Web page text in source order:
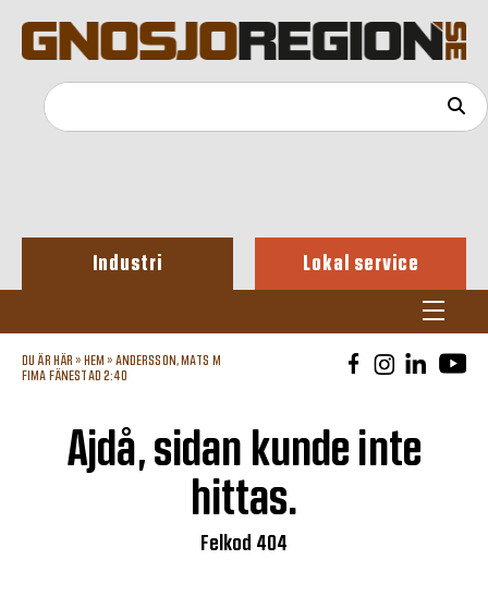
Industri Lokal service
DU ÄR HÄR » HEM » ANDERSSON, MATS M
FIMA FÄNESTAD 2:40
Ajdå, sidan kunde inte
hittas.
Felkod 404